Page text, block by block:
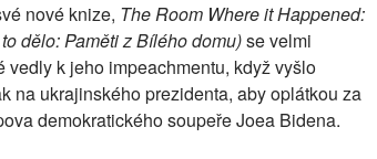
nové knize, The Room Where it Happened:
dělo: Paměti z Bílého domu)se velmi
k jeho impeachmentu, když vyšlo
na ukrajinského prezidenta, aby oplátkou za
demokratického soupeře Joea Bidena.